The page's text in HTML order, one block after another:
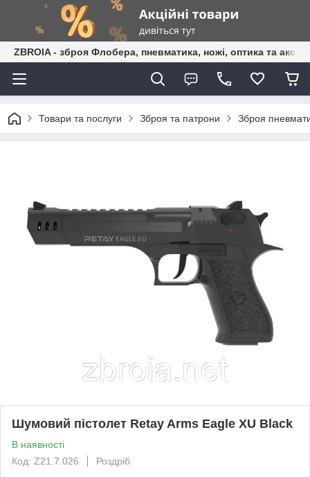
ZBROIA - зброя Флобера, пневматика, ножі, оптика та
Товари та послуги Зброя та патрони Зброя
Шумовий пістолет Retay Arms Eagle XU Black
В наявності
Код: Z21.7.026
Роздріб